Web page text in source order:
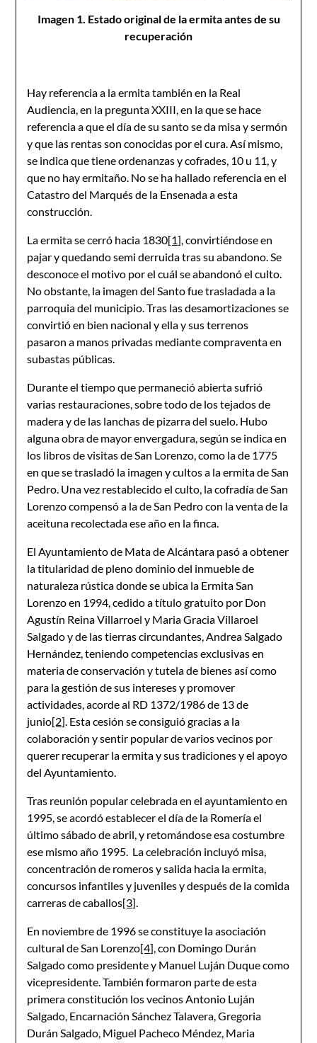
Imagen 1. Estado original de la ermita antes de su
recuperación
Hay referencia a la ermita también en la Real
Audiencia, en la pregunta XXIII, en la que se hace
referencia a que el día de su santo se da misa y sermón
y que las rentas son conocidas por el cura. Así mismo,
se indica que tiene ordenanzas y cofrades, 10 u 11, y
que no hay ermitaño. No se ha hallado referencia en el
Catastro del Marqués de la Ensenada a esta
construcción.
La ermita se cerró hacia 1830[1], convirtiéndose en
pajar y quedando semi derruida tras su abandono. Se
desconoce el motivo por el cuál se abandonó el culto.
No obstante, la imagen del Santo fue trasladada a la
parroquia del municipio. Tras las desamortizaciones se
convirtió en bien nacional y ella y sus terrenos
pasaron a manos privadas mediante compraventa en
subastas públicas.
Durante el tiempo que permaneció abierta sufrió
varias restauraciones, sobre todo de los tejados de
madera y de las lanchas de pizarra del suelo. Hubo
alguna obra de mayor envergadura, según se indica en
los libros de visitas de San Lorenzo, como la de 1775
en que se trasladó la imagen y cultos a la ermita de San
Pedro. Una vez restablecido el culto, la cofradía de San
Lorenzo compensó a la de San Pedro con la venta de la
aceituna recolectada ese año en la finca.
El Ayuntamiento de Mata de Alcántara pasó a obtener
la titularidad de pleno dominio del inmueble de
naturaleza rústica donde se ubica la Ermita San
Lorenzo en 1994, cedido a título gratuito por Don
Agustín Reina Villarroel y Maria Gracia Villaroel
Salgado y de las tierras circundantes, Andrea Salgado
Hernández, teniendo competencias exclusivas en
materia de conservación y tutela de bienes así como
para la gestión de sus intereses y promover
actividades, acorde al RD 1372/1986 de 13 de
junio[2]. Esta cesión se consiguió gracias a la
colaboración y sentir popular de varios vecinos por
querer recuperar la ermita y sus tradiciones y el apoyo
del Ayuntamiento.
Tras reunión popular celebrada en el ayuntamiento en
1995, se acordó establecer el día de la Romería el
último sábado de abril, y retomándose esa costumbre
ese mismo año 1995. La celebración incluyó misa,
concentración de romeros y salida hacia la ermita,
concursos infantiles y juveniles y después de la comida
carreras de caballos[3].
En noviembre de 1996 se constituye la asociación
cultural de San Lorenzo[4], con Domingo Durán
Salgado como presidente y Manuel Luján Duque como
vicepresidente. También formaron parte de esta
primera constitución los vecinos Antonio Luján
Salgado, Encarnación Sánchez Talavera, Gregoria
Durán Salgado, Miguel Pacheco Méndez, Maria